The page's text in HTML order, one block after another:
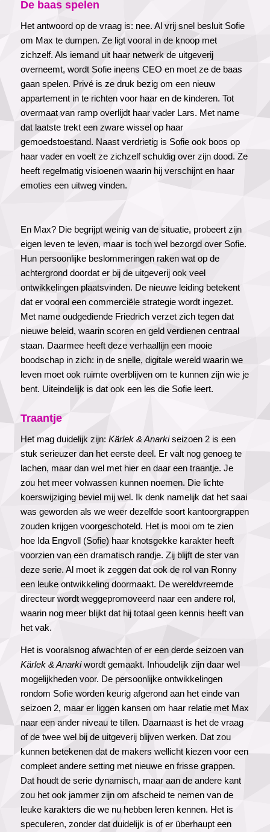
De baas spelen
Het antwoord op de vraag is: nee. Al vrij snel besluit Sofie
om Max te dumpen. Ze ligt vooral in de knoop met
zichzelf. Als iemand uit haar netwerk de uitgeverij
overneemt, wordt Sofie ineens CEO en moet ze de baas
gaan spelen. Privé is ze druk bezig om een nieuw
appartement in te richten voor haar en de kinderen. Tot
overmaat van ramp overlijdt haar vader Lars. Met name
dat laatste trekt een zware wissel op haar
gemoedstoestand. Naast verdrietig is Sofie ook boos op
haar vader en voelt ze zichzelf schuldig over zijn dood. Ze
heeft regelmatig visioenen waarin hij verschijnt en haar
emoties een uitweg vinden.
En Max? Die begrijpt weinig van de situatie, probeert zijn
eigen leven te leven, maar is toch wel bezorgd over Sofie.
Hun persoonlijke beslommeringen raken wat op de
achtergrond doordat er bij de uitgeverij ook veel
ontwikkelingen plaatsvinden. De nieuwe leiding betekent
dat er vooral een commerciële strategie wordt ingezet.
Met name oudgediende Friedrich verzet zich tegen dat
nieuwe beleid, waarin scoren en geld verdienen centraal
staan. Daarmee heeft deze verhaallijn een mooie
boodschap in zich: in de snelle, digitale wereld waarin we
leven moet ook ruimte overblijven om te kunnen zijn wie je
bent. Uiteindelijk is dat ook een les die Sofie leert.
Traantje
Het mag duidelijk zijn: Kärlek & Anarkiseizoen 2 is een
stuk serieuzer dan het eerste deel. Er valt nog genoeg te
lachen, maar dan wel met hier en daar een traantje. Je
zou het meer volwassen kunnen noemen. Die lichte
koerswijziging beviel mij wel. Ik denk namelijk dat het saai
was geworden als we weer dezelfde soort kantoorgrappen
zouden krijgen voorgeschoteld. Het is mooi om te zien
hoe Ida Engvoll (Sofie) haar knotsgekke karakter heeft
voorzien van een dramatisch randje. Zij blijft de ster van
deze serie. Al moet ik zeggen dat ook de rol van Ronny
een leuke ontwikkeling doormaakt. De wereldvreemde
directeur wordt weggepromoveerd naar een andere rol,
waarin nog meer blijkt dat hij totaal geen kennis heeft van
het vak.
Het is vooralsnog afwachten of er een derde seizoen van
Kärlek & Anarkiwordt gemaakt. Inhoudelijk zijn daar wel
mogelijkheden voor. De persoonlijke ontwikkelingen
rondom Sofie worden keurig afgerond aan het einde van
seizoen 2, maar er liggen kansen om haar relatie met Max
naar een ander niveau te tillen. Daarnaast is het de vraag
of de twee wel bij de uitgeverij blijven werken. Dat zou
kunnen betekenen dat de makers wellicht kiezen voor een
compleet andere setting met nieuwe en frisse grappen.
Dat houdt de serie dynamisch, maar aan de andere kant
zou het ook jammer zijn om afscheid te nemen van de
leuke karakters die we nu hebben leren kennen. Het is
speculeren, zonder dat duidelijk is of er überhaupt een